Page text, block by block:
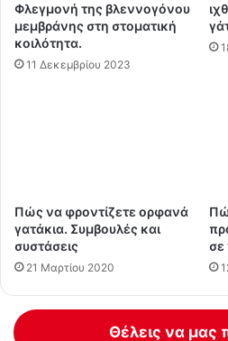
Φλεγμονή της βλεννογόνου
μεμβράνης στη στοματική
κοιλότητα.
11 Δεκεμβρίου 2023
Πώς να φροντίζετε ορφανά
γατάκια. Συμβουλές και
συστάσεις
21 Μαρτίου 2020
σε
Θέλεις να μας